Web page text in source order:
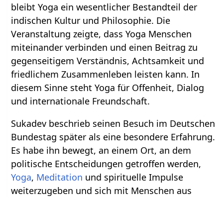
bleibt Yoga ein wesentlicher Bestandteil der
indischen Kultur und Philosophie. Die
Veranstaltung zeigte, dass Yoga Menschen
miteinander verbinden und einen Beitrag zu
gegenseitigem Verständnis, Achtsamkeit und
friedlichem Zusammenleben leisten kann. In
diesem Sinne steht Yoga für Offenheit, Dialog
und internationale Freundschaft.
Sukadev beschrieb seinen Besuch im Deutschen
Bundestag später als eine besondere Erfahrung.
Es habe ihn bewegt, an einem Ort, an dem
politische Entscheidungen getroffen werden,
Yoga, Meditation und spirituelle Impulse
weiterzugeben und sich mit Menschen aus